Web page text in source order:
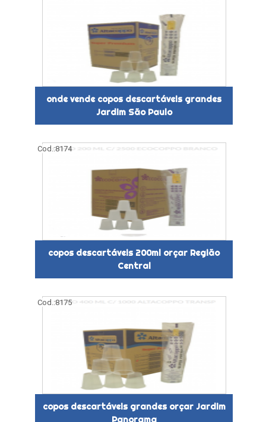
onde vende copos descartáveis grandes
Jardim São Paulo
Cod.:8174
copos descartáveis 200ml orçar Região
Central
Cod.:8175
copos descartáveis grandes orçar Jardim
Panorama